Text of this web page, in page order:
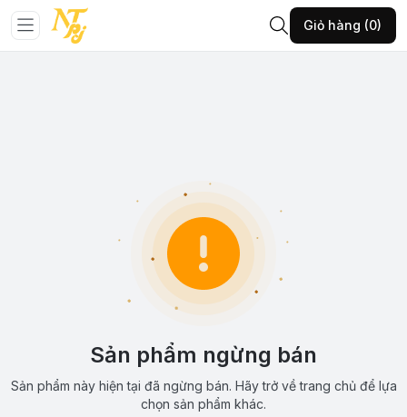
Giỏ hàng (0)
Sản phẩm ngừng bán
Sản phẩm này hiện tại đã ngừng bán. Hãy trở về trang chủ để lựa
chọn sản phẩm khác.